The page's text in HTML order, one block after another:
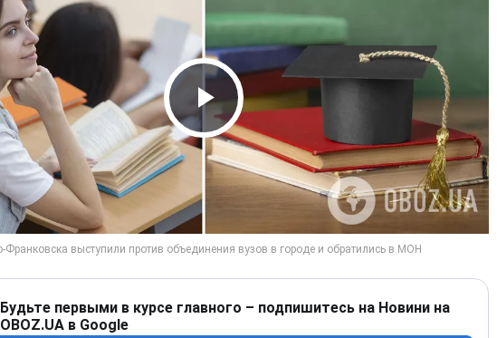
Play Video
Будьте первыми в курсе главного – подпишитесь на Новини на
OBOZ.UA в Google